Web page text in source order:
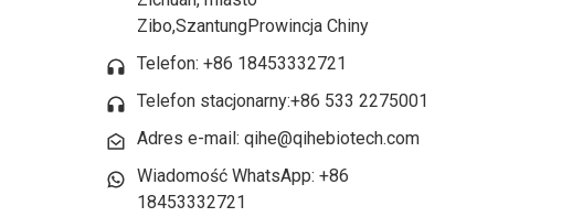
Zibo,SzantungProwincja Chiny
Telefon: +86 18453332721
Telefon stacjonarny:+86 533 2275001
Adres e-mail: qihe@qihebiotech.com
Wiadomość WhatsApp: +86
18453332721